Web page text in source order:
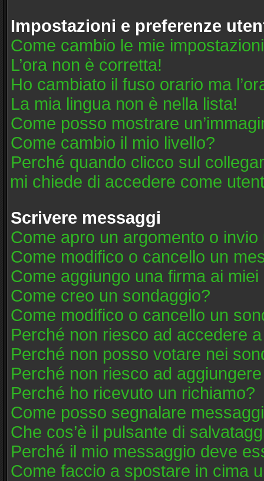
Impostazioni e preferenze
Come cambio le mie
L’ora non è corretta!
Ho cambiato il fuso orario ma
La mia lingua non è nella lista!
Come posso mostrare
Come cambio il mio livello?
Perché quando clicco sul
mi chiede di accedere come
Scrivere messaggi
Come apro un argomento o
Come modifico o cancello un
Come aggiungo una firma ai
Come creo un sondaggio?
Come modifico o cancello un
Perché non riesco ad accedere
Perché non posso votare nei
Perché non riesco ad
Perché ho ricevuto un richiamo?
Come posso segnalare
Che cos’è il pulsante di
Perché il mio messaggio deve
Come faccio a spostare in cima